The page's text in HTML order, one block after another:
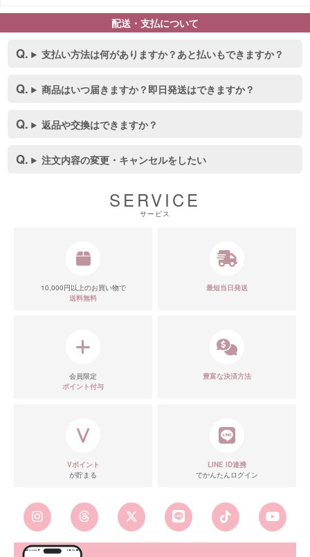
配送・支払について
支払い方法は何がありますか？あと払いもできますか？
商品はいつ届きますか？即日発送はできますか？
返品や交換はできますか？
注文内容の変更・キャンセルをしたい
SERVICE
サービス
10,000円以上のお買い物で
送料無料
最短当日発送
会員限定
ポイント付与
豊富な決済方法
Vポイント
が貯まる
LINE ID連携
でかんたんログイン